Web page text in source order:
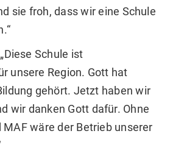
sie froh, dass wir eine Schule
Schule ist
unsere Region. Gott hat
gehört. Jetzt haben wir
wir danken Gott dafür. Ohne
wäre der Betrieb unserer